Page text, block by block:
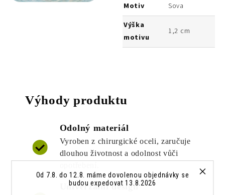
Od 7.8. do 12.8. máme dovolenou objednávky se
budou expedovat 13.8.2026
Motiv
Sova
Výška
motivu
1,2 cm
Výhody produktu
Odolný materiál
Vyroben z chirurgické oceli, zaručuje
dlouhou životnost a odolnost vůči
Univerzální design